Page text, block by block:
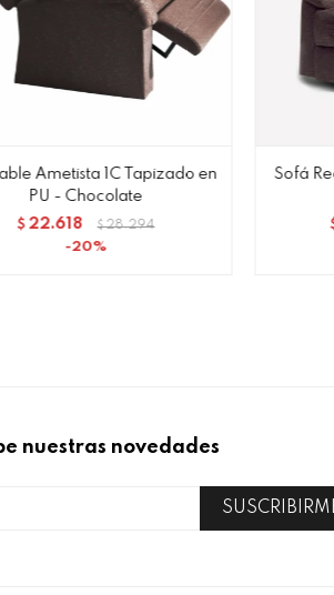
Ametista 1C Tapizado en
PU - Chocolate
$ 22.618 $ 28.294
20
Sofá
nuestras novedades